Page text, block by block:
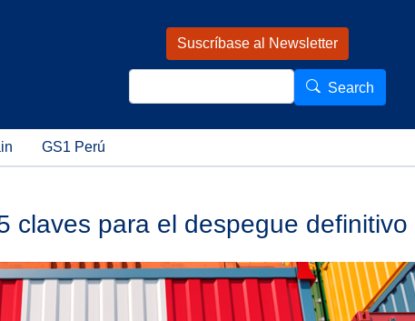
Suscríbase al Newsletter
Search
GS1 Perú
claves para el despegue definitivo